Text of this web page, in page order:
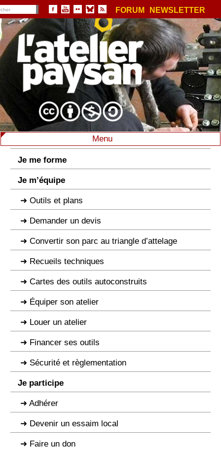
FORUM NEWSLETTER
Menu
Je me forme
Je m’équipe
Outils et plans
Demander un devis
Convertir son parc au triangle d’attelage
Recueils techniques
Cartes des outils autoconstruits
Équiper son atelier
Louer un atelier
Financer ses outils
Sécurité et règlementation
Je participe
Adhérer
Devenir un essaim local
Faire un don